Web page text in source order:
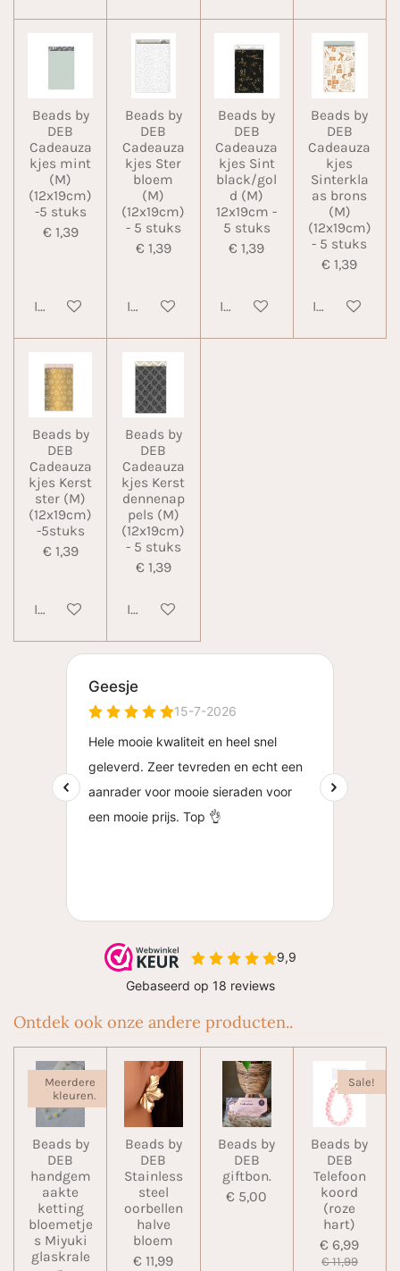
Beads by
DEB
Cadeauza
kjes mint
(M)
(12x19cm)
-5 stuks
€ 1,39
In winkelwagen
Beads by
DEB
Cadeauza
kjes Ster
bloem
(M)
(12x19cm)
- 5 stuks
€ 1,39
In winkelwagen
Beads by
DEB
Cadeauza
kjes Sint
black/gol
d (M)
12x19cm -
5 stuks
€ 1,39
In winkelwagen
Beads by
DEB
Cadeauza
kjes
Sinterkla
as brons
(M)
(12x19cm)
- 5 stuks
€ 1,39
In
Beads by
DEB
Cadeauza
kjes Kerst
ster (M)
(12x19cm)
-5stuks
€ 1,39
In winkelwagen
Beads by
DEB
Cadeauza
kjes Kerst
dennenap
pels (M)
(12x19cm)
- 5 stuks
€ 1,39
In winkelwagen
Ontdek ook onze andere producten..
Meerdere
kleuren.
Beads by
DEB
handgem
aakte
ketting
bloemetje
s Miyuki
glaskrale
Beads by
DEB
Stainless
steel
oorbellen
halve
bloem
€ 11,99
Beads by
DEB
giftbon.
€ 5,00
Sale!
Beads by
DEB
Telefoon
koord
(roze
hart)
€ 6,99
€ 11,99